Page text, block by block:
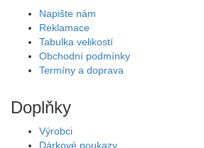
Napište nám
Reklamace
Tabulka velikostí
Obchodní podmínky
Termíny a doprava
Doplňky
Výrobci
Dárkové poukazy